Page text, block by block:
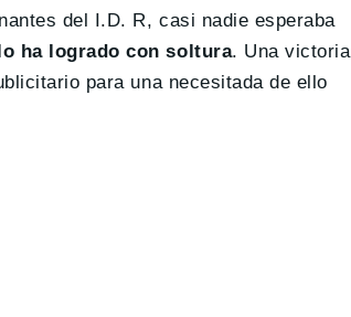
del I.D. R, casi nadie esperaba
ha logrado con soltura. Una victoria
para una necesitada de ello